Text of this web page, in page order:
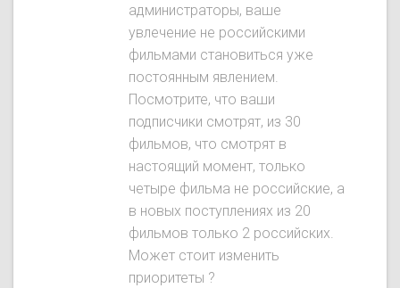
администраторы, ваше
увлечение не российскими
фильмами становиться уже
постоянным явлением.
Посмотрите, что ваши
подписчики смотрят, из 30
фильмов, что смотрят в
настоящий момент, только
четыре фильма не российские, а
в новых поступлениях из 20
фильмов только 2 российских.
Может стоит изменить
приоритеты ?